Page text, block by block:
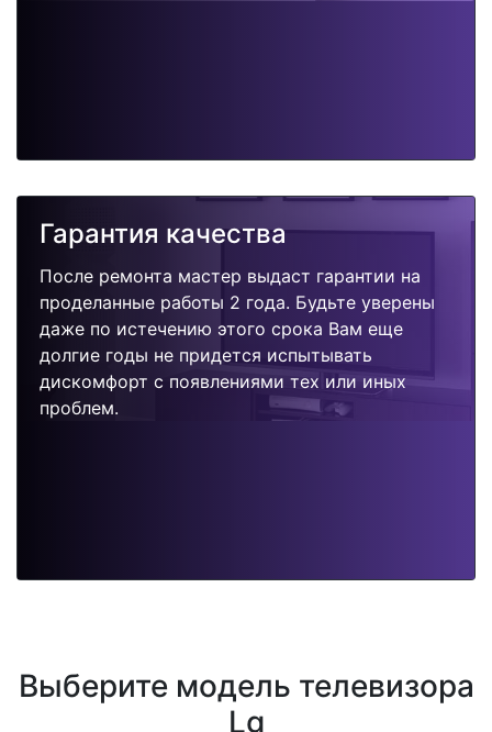
Гарантия качества
После ремонта мастер выдаст гарантии на
проделанные работы 2 года. Будьте уверены
даже по истечению этого срока Вам еще
долгие годы не придется испытывать
дискомфорт с появлениями тех или иных
проблем.
Выберите модель телевизора
Lg